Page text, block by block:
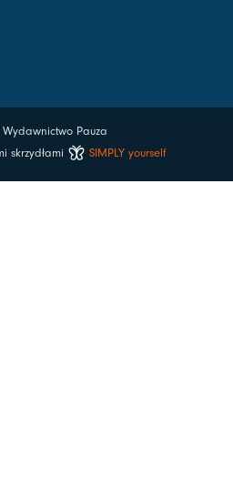
Pauza
skrzydłami
SIMPLY yourself